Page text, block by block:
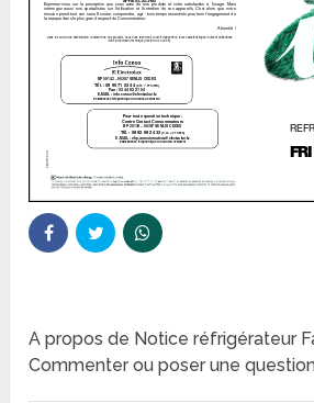
A propos de Notice réfrigérateur
Commenter ou poser une